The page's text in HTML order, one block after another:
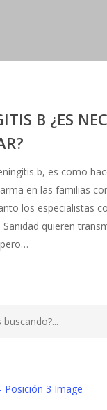
B ¿ES
b, es como
en las familias
los especialistas
quieren